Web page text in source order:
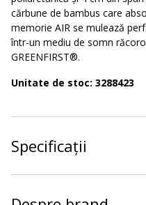
cărbune de bambus care
memorie AIR se mulează
într-un mediu de somn
GREENFIRST®.
Unitate de stoc: 3288423
Specificații